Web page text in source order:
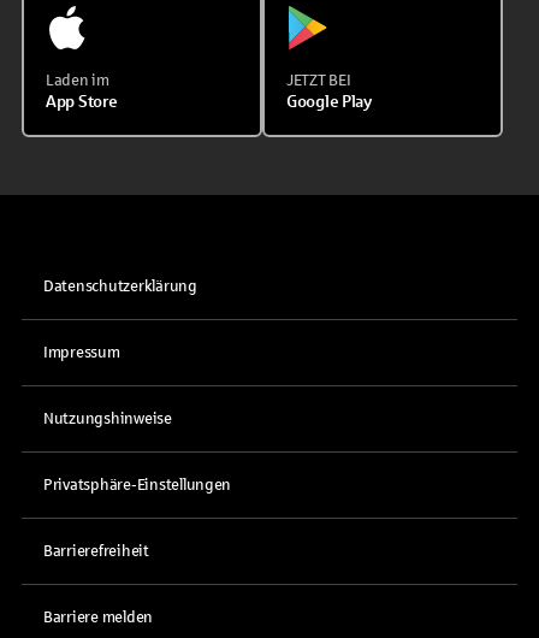
Laden im
App Store
JETZT BEI
Google Play
Datenschutzerklärung
Impressum
Nutzungshinweise
Privatsphäre-Einstellungen
Barrierefreiheit
Barriere melden